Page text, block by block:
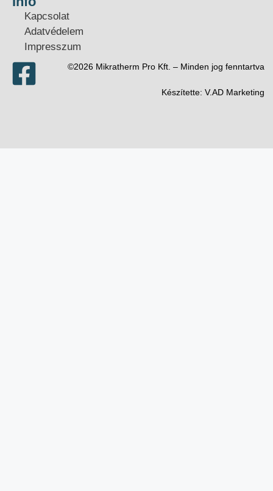
Kapcsolat
Adatvédelem
Impresszum
©2026 Mikratherm Pro Kft. – Minden jog fenntartva​
Készítette: V.AD Marketing